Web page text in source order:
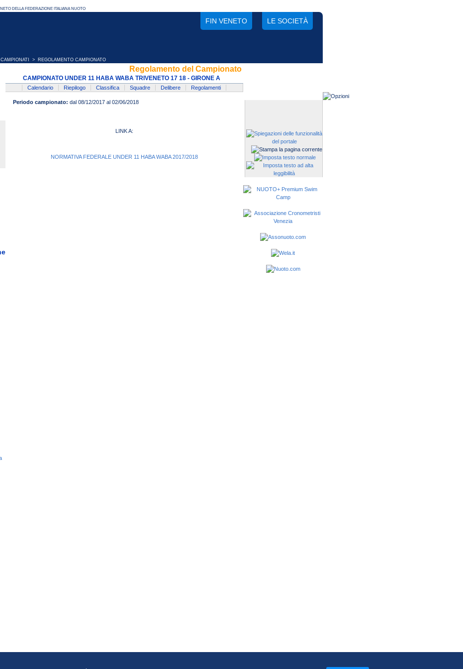
FIN VENETO LE SOCIETÀ
CAMPIONATI > REGOLAMENTO CAMPIONATO
Regolamento del Campionato
CAMPIONATO UNDER 11 HABA WABA TRIVENETO 17 18 - GIRONE A
Calendario Riepilogo Classifica Squadre Delibere Regolamenti
Periodo campionato: dal 08/12/2017 al 02/06/2018
LINK A:
NORMATIVA FEDERALE UNDER 11 HABA WABA 2017/2018